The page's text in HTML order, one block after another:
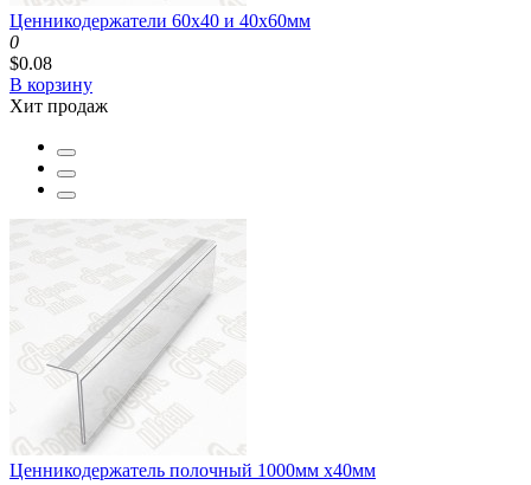
Ценникодержатели 60x40 и 40x60мм
0
$0.08
В корзину
Хит продаж
Ценникодержатель полочный 1000мм x40мм